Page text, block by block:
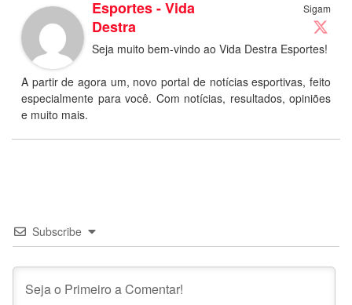
Sigam
Esportes - Vida
Destra
Seja muito bem-vindo ao Vida Destra Esportes!
A partir de agora um, novo portal de notícias esportivas, feito
especialmente para você. Com notícias, resultados, opiniões
e muito mais.
Subscribe